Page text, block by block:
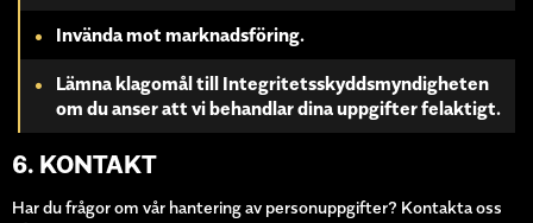
Invända mot marknadsföring.
Lämna klagomål till Integritetsskyddsmyndigheten
om du anser att vi behandlar dina uppgifter felaktigt.
6. KONTAKT
Har du frågor om vår hantering av personuppgifter? Kontakta oss